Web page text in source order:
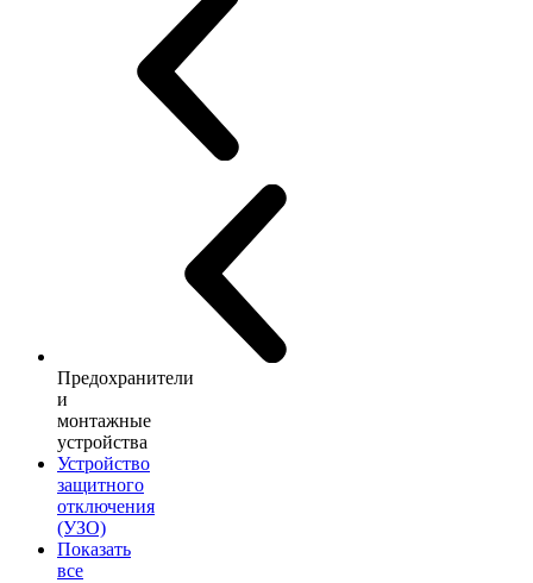
Предохранители
и
монтажные
устройства
Устройство
защитного
отключения
(УЗО)
Показать
все